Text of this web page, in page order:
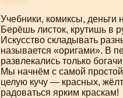
Учебники, комиксы,
Берёшь листок, крутишь в
Искусство складывать
называется «оригами». В
развлекались только
Мы начнём с самой
целую кучу — красных,
радоваться ярким краскам!